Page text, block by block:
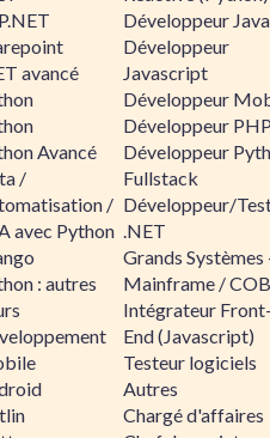
avancé
Avancé
/
/
avec Python
: autres
Développeur Java
Développeur
Javascript
Développeur
Développeur PHP
Développeur
Fullstack
Développeur/
.NET
Grands Systèmes
Mainframe /
Intégrateur Front-
End (Javascript)
Testeur logiciels
Autres
Chargé d'affaires